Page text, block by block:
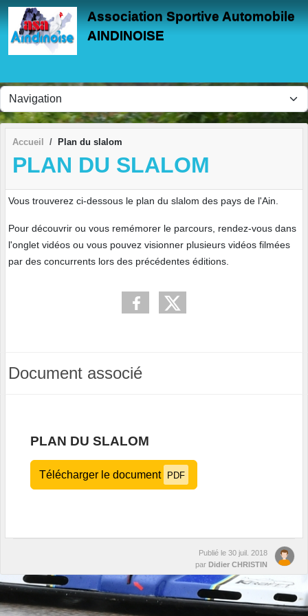
Association Sportive Automobile
AINDINOISE
Accueil Plan du slalom
PLAN DU SLALOM
Vous trouverez ci-dessous le plan du slalom des pays de l'Ain.
Pour découvrir ou vous remémorer le parcours, rendez-vous dans
l'onglet vidéos ou vous pouvez visionner plusieurs vidéos filmées
par des concurrents lors des précédentes éditions.
Document associé
PLAN DU SLALOM
Télécharger le document PDF
Publié le 30 juil. 2018
par Didier CHRISTIN
Panneau de gestion des cookies